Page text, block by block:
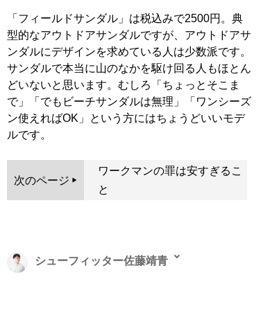
「フィールドサンダル」は税込みで2500円。典
型的なアウトドアサンダルですが、アウトドアサ
ンダルにデザインを求めている人は少数派です。
サンダルで本当に山のなかを駆け回る人もほとん
どいないと思います。むしろ「ちょっとそこま
で」「でもビーチサンダルは無理」「ワンシーズ
ン使えればOK」という方にはちょうどいいモデ
ルです。
次のページ
ワークマンの罪は安すぎるこ
と
シューフィッター佐藤靖青